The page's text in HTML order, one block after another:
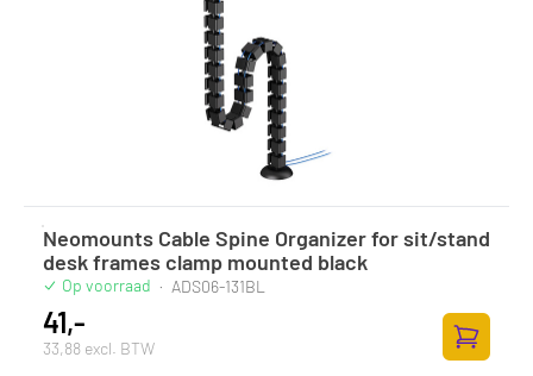
Neomounts Cable Spine Organizer for sit/stand
desk frames clamp mounted black
Op voorraad · ADS06-131BL
41,-
33,88 excl. BTW